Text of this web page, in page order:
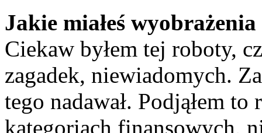
Jakie miałeś
Ciekaw byłem tej roboty,
zagadek, niewiadomych.
tego nadawał. Podjąłem
kategoriach finansowych,